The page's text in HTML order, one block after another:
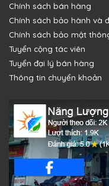
Chính sách bán hàng
Chính sách bảo hành và
Chính sách bảo mật
Tuyển cộng tác viên
Tuyển đại lý bán hàng
Thông tin chuyển khoản